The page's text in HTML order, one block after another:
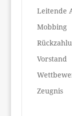
Leitende
Mobbing
Vorstand
Zeugnis